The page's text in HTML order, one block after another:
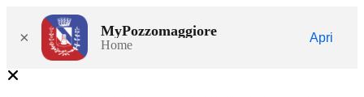
× MyPozzomaggiore
Home
Apri